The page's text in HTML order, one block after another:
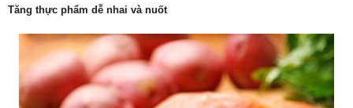
Tăng thực phẩm dễ nhai và nuốt